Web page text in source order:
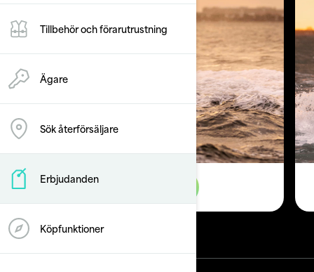
Tillbehör och förarutrustning
Ägare
Sök återförsäljare
Erbjudanden
Köpfunktioner